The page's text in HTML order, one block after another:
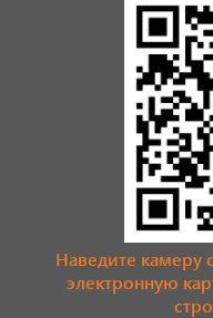
Наведите камеру
электронную